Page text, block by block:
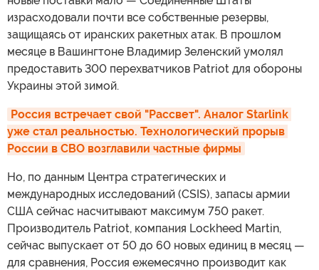
израсходовали почти все собственные резервы,
защищаясь от иранских ракетных атак. В прошлом
месяце в Вашингтоне Владимир Зеленский умолял
предоставить 300 перехватчиков Patriot для обороны
Украины этой зимой.
Россия встречает свой "Рассвет". Аналог Starlink
уже стал реальностью. Технологический прорыв
России в СВО возглавили частные фирмы
Но, по данным Центра стратегических и
международных исследований (CSIS), запасы армии
США сейчас насчитывают максимум 750 ракет.
Производитель Patriot, компания Lockheed Martin,
сейчас выпускает от 50 до 60 новых единиц в месяц —
для сравнения, Россия ежемесячно производит как